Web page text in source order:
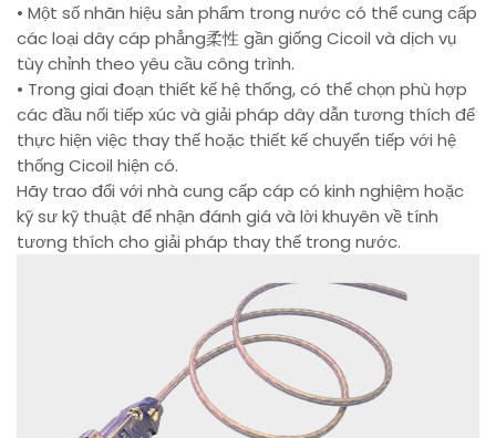
• Một số nhãn hiệu sản phẩm trong nước có thể cung cấp
các loại dây cáp phẳng柔性 gần giống Cicoil và dịch vụ
tùy chỉnh theo yêu cầu công trình.
• Trong giai đoạn thiết kế hệ thống, có thể chọn phù hợp
các đầu nối tiếp xúc và giải pháp dây dẫn tương thích để
thực hiện việc thay thế hoặc thiết kế chuyển tiếp với hệ
thống Cicoil hiện có.
Hãy trao đổi với nhà cung cấp cáp có kinh nghiệm hoặc
kỹ sư kỹ thuật để nhận đánh giá và lời khuyên về tính
tương thích cho giải pháp thay thế trong nước.